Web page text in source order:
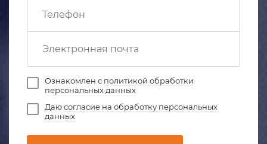
Ознакомлен с политикой обработки
персональных данных
Даюсогласие на обработку персональных
данных